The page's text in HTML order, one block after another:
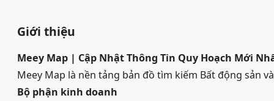
Giới thiệu
Meey Map | Cập Nhật Thông Tin Quy Hoạch Mới
Meey Map là nền tảng bản đồ tìm kiếm Bất động sản
Bộ phận kinh doanh